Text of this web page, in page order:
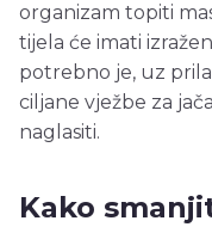
organizam topiti
tijela će imati
potrebno je, uz
ciljane vježbe za
naglasiti.
Kako